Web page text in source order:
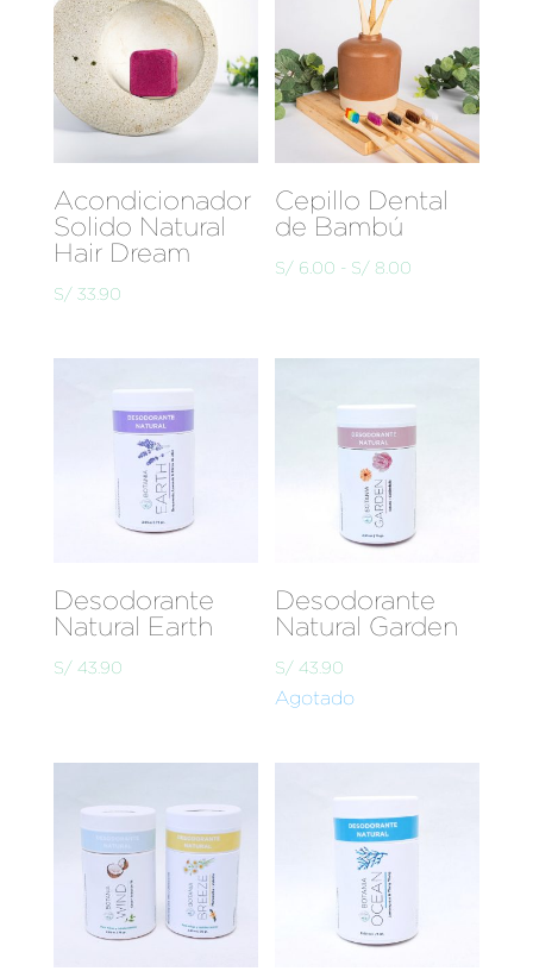
Acondicionador
Solido Natural
Hair Dream
S/33.90
Cepillo Dental
de Bambú
S/ 6.00 - S/ 8.00
desde
S/ 8.00
Desodorante
Natural Earth
S/43.90
Desodorante
Natural Garden
S/ 43.90
Agotado